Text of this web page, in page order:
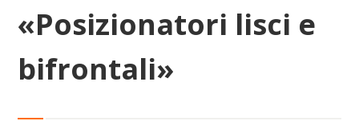
«Posizionatori lisci e
bifrontali»